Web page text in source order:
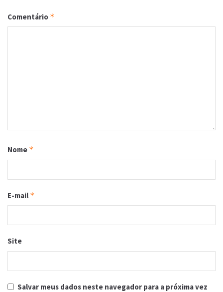
Comentário *
Nome *
E-mail *
Site
Salvar meus dados neste navegador para a próxima vez